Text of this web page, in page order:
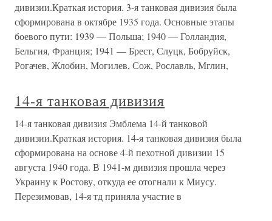
дивизии.Краткая история. 3-я танковая дивизия была
сформирована в октябре 1935 года. Основные этапы
боевого пути: 1939 — Польша; 1940 — Голландия,
Бельгия, Франция; 1941 — Брест, Слуцк, Бобруйск,
Рогачев, Жлобин, Могилев, Сож, Рославль, Мглин,
14-я танковая дивизия
14-я танковая дивизия Эмблема 14-й танковой
дивизии.Краткая история. 14-я танковая дивизия была
сформирована на основе 4-й пехотной дивизии 15
августа 1940 года. В 1941-м дивизия прошла через
Украину к Ростову, откуда ее отогнали к Миусу.
Перезимовав, 14-я тд приняла участие в